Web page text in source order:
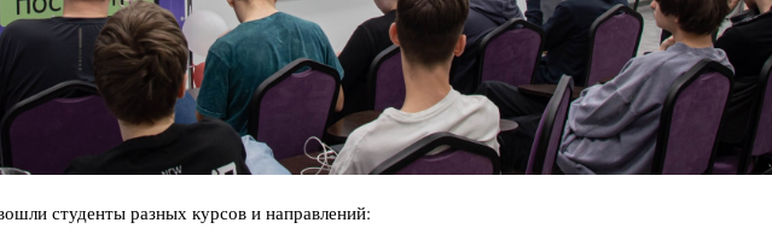
студенты разных курсов и направлений: